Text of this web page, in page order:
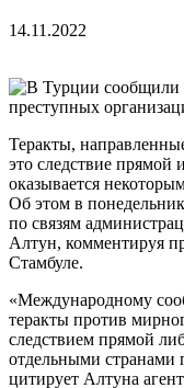
14.11.2022
Теракты,
это следствие прямой
оказывается
Об этом в
по связям
Алтун, комментируя
Стамбуле.
«Международному
теракты против
следствием прямой
отдельными странами
цитирует Алтуна